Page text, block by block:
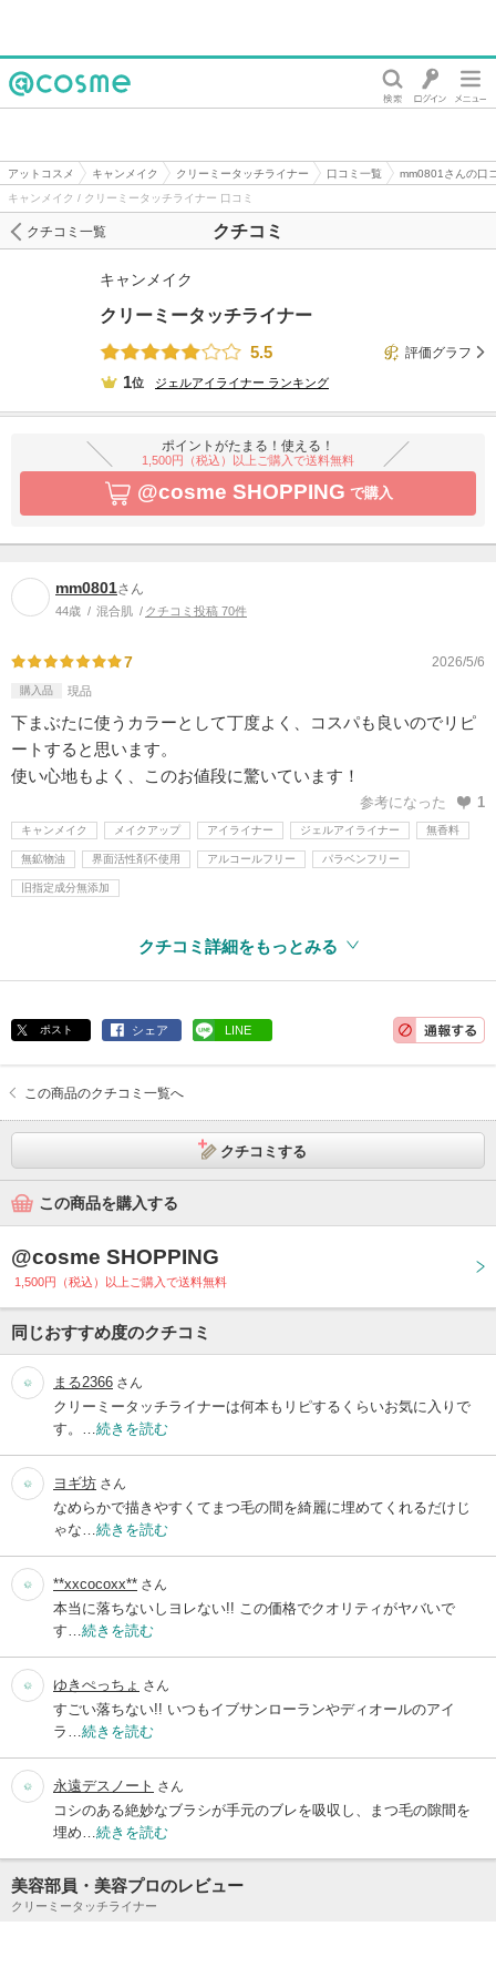
アットコスメ キャンメイク クリーミータッチライナー 口コミ一覧
mm0801さんの口
キャンメイク / クリーミータッチライナー 口コミ
クチコミ
クチコミ一覧
キャンメイク
クリーミータッチライナー
5.5
評価グラフ
1位 ジェルアイライナー ランキング
ポイントがたまる！使える！
1,500円（税込）以上ご購入で送料無料
@cosme SHOPPING で購入
mm0801さん
44歳 混合肌 クチコミ投稿 70件
7 2026/5/6
購入品 現品
下まぶたに使うカラーとして丁度よく、コスパも良いのでリピ
ートすると思います。
使い心地もよく、このお値段に驚いています！
参考になった 1
キャンメイク メイクアップ アイライナー ジェルアイライナー 無香料
無鉱物油 界面活性剤不使用 アルコールフリー パラベンフリー
旧指定成分無添加
クチコミ詳細をもっとみる
ポスト シェア LINE
この商品のクチコミ一覧へ
クチコミする
この商品を購入する
@cosme SHOPPING
1,500円（税込）以上ご購入で送料無料
同じおすすめ度のクチコミ
まる2366 さん
クリーミータッチライナーは何本もリピするくらいお気に入りで
す。… 続きを読む
ヨギ坊 さん
なめらかで描きやすくてまつ毛の間を綺麗に埋めてくれるだけじ
ゃな… 続きを読む
**xxcocoxx** さん
本当に落ちないしヨレない!! この価格でクオリティがヤバいで
す… 続きを読む
ゆきぺっちょ さん
すごい落ちない!! いつもイブサンローランやディオールのアイ
ラ… 続きを読む
永遠デスノート さん
コシのある絶妙なブラシが手元のブレを吸収し、まつ毛の隙間を
埋め… 続きを読む
美容部員・美容プロのレビュー
クリーミータッチライナー